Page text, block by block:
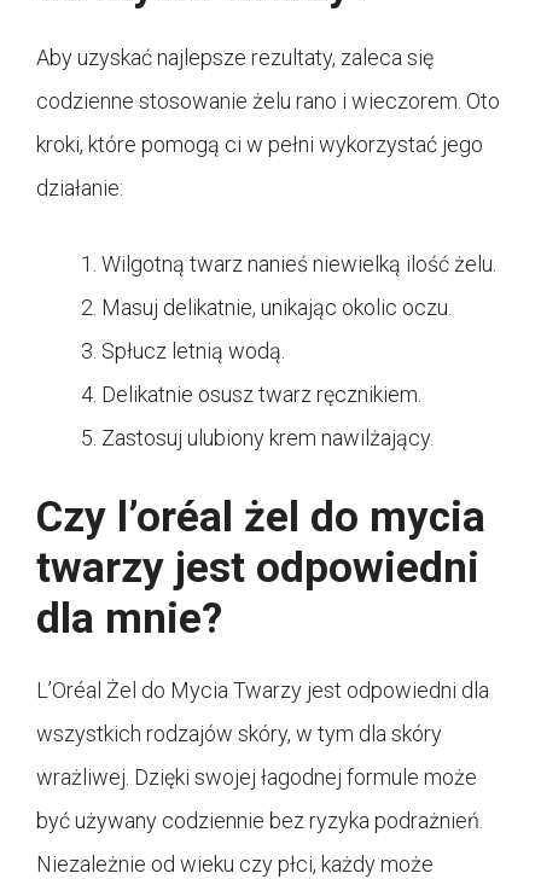
Aby uzyskać najlepsze rezultaty, zaleca się
codzienne stosowanie żelu rano i wieczorem. Oto
kroki, które pomogą ci w pełni wykorzystać jego
działanie:
Wilgotną twarz nanieś niewielką ilość żelu.
Masuj delikatnie, unikając okolic oczu.
Spłucz letnią wodą.
Delikatnie osusz twarz ręcznikiem.
Zastosuj ulubiony krem nawilżający.
Czy l’oréal żel do mycia
twarzy jest odpowiedni
dla mnie?
L’Oréal Żel do Mycia Twarzy jest odpowiedni dla
wszystkich rodzajów skóry, w tym dla skóry
wrażliwej. Dzięki swojej łagodnej formule może
być używany codziennie bez ryzyka podrażnień.
Niezależnie od wieku czy płci, każdy może